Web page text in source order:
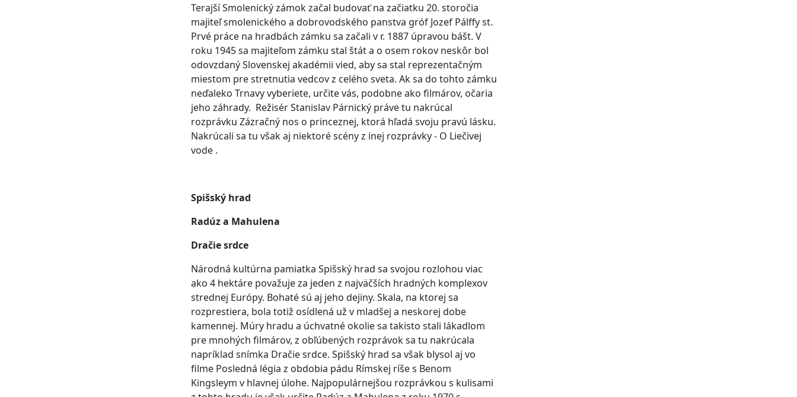
Terajší Smolenický zámok začal budovať na začiatku 20. storočia
majiteľ smolenického a dobrovodského panstva gróf Jozef Pálffy st.
Prvé práce na hradbách zámku sa začali v r. 1887 úpravou bášt. V
roku 1945 sa majiteľom zámku stal štát a o osem rokov neskôr bol
odovzdaný Slovenskej akadémii vied, aby sa stal reprezentačným
miestom pre stretnutia vedcov z celého sveta. Ak sa do tohto zámku
neďaleko Trnavy vyberiete, určite vás, podobne ako filmárov, očaria
jeho záhrady. Režisér Stanislav Párnický práve tu nakrúcal
rozprávku Zázračný nos o princeznej, ktorá hľadá svoju pravú lásku.
Nakrúcali sa tu však aj niektoré scény z inej rozprávky - O Liečivej
vode .
Spišský hrad
Radúz a Mahulena
Dračie srdce
Národná kultúrna pamiatka Spišský hrad sa svojou rozlohou viac
ako 4 hektáre považuje za jeden z najväčších hradných komplexov
strednej Európy. Bohaté sú aj jeho dejiny. Skala, na ktorej sa
rozprestiera, bola totiž osídlená už v mladšej a neskorej dobe
kamennej. Múry hradu a úchvatné okolie sa takisto stali lákadlom
pre mnohých filmárov, z obľúbených rozprávok sa tu nakrúcala
napríklad snímka Dračie srdce. Spišský hrad sa však blysol aj vo
filme Posledná légia z obdobia pádu Rímskej ríše s Benom
Kingsleym v hlavnej úlohe. Najpopulárnejšou rozprávkou s kulisami